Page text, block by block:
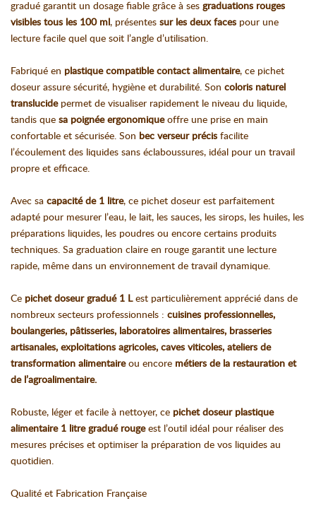
gradué garantit un dosage fiable grâce à ses graduations rouges
visibles tous les 100 ml , présentes sur les deux faces pour une
lecture facile quel que soit l’angle d’utilisation.
Fabriqué en plastique compatible contact alimentaire, ce pichet
doseur assure sécurité, hygiène et durabilité. Son coloris naturel
translucidepermet de visualiser rapidement le niveau du liquide,
tandis que sa poignée ergonomiqueoffre une prise en main
confortable et sécurisée. Son bec verseur précis facilite
l’écoulement des liquides sans éclaboussures, idéal pour un travail
propre et efficace.
Avec sa capacité de 1 litre, ce pichet doseur est parfaitement
adapté pour mesurer l’eau, le lait, les sauces, les sirops, les huiles, les
préparations liquides, les poudres ou encore certains produits
techniques. Sa graduation claire en rouge garantit une lecture
rapide, même dans un environnement de travail dynamique.
Ce pichet doseur gradué 1 Lest particulièrement apprécié dans de
nombreux secteurs professionnels : cuisines professionnelles,
boulangeries, pâtisseries, laboratoires alimentaires, brasseries
artisanales, exploitations agricoles, caves viticoles, ateliers de
transformation alimentaireou encore métiers de la restauration et
de l’agroalimentaire.
Robuste, léger et facile à nettoyer, ce pichet doseur plastique
alimentaire 1 litre gradué rougeest l’outil idéal pour réaliser des
mesures précises et optimiser la préparation de vos liquides au
quotidien.
Qualité et Fabrication Française